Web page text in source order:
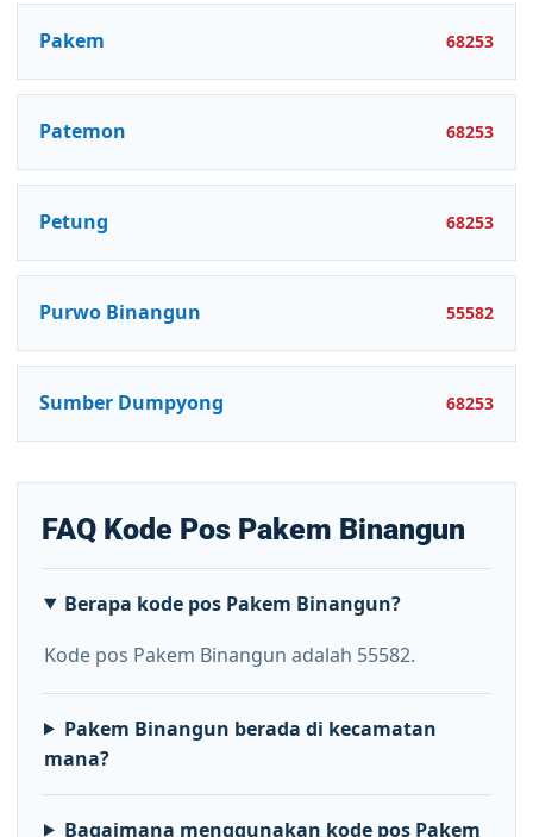
Pakem 68253
Patemon 68253
Petung 68253
Purwo Binangun 55582
Sumber Dumpyong 68253
FAQ Kode Pos Pakem Binangun
Berapa kode pos Pakem Binangun?
Kode pos Pakem Binangun adalah 55582.
Pakem Binangun berada di kecamatan
mana?
Bagaimana menggunakan kode pos Pakem